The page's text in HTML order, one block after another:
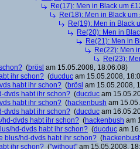
Re(17): Men in Black um
Re(18): Men in Black
Re(19): Men in Black
Re(20): Men in
Re(21): Men in
Re(22): Men
Re(23):
(brösl am 15.05.2008, 18:06:08)
ihr schon? (ducduc am 15.05.2008,
habt ihr schon? (brösl am 15.05.2008,
dvds habt ihr schon? (ducduc am
habt ihr schon? (hackenbush am
dvds habt ihr schon? (ducduc am
hd-dvds habt ihr schon? (hackenbush am
hd-dvds habt ihr schon? (ducduc am
blus/hd-dvds habt ihr schon? (
ihr schon? ("without" am 15.05.2008,